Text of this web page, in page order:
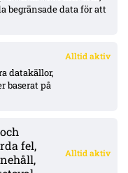
begränsade data för att
Alltid aktiv
datakällor,
baserat på
fel,
Alltid aktiv